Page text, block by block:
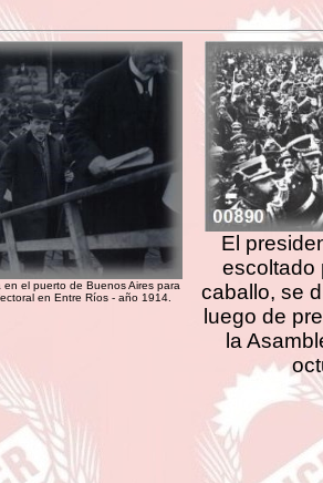
el puerto de Buenos Aires para
en Entre Ríos - año 1914.
El
escoltado
caballo, se
luego de
la